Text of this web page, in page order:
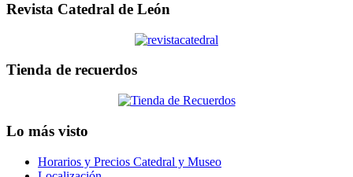
Revista Catedral de León
Tienda de recuerdos
Lo más visto
Horarios y Precios Catedral y Museo